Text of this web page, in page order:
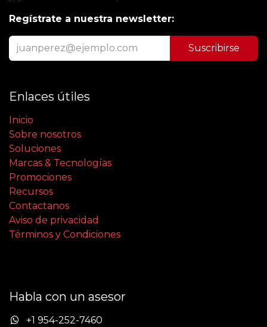
Regístrate a nuestra newsletter:
Suscribirse
Enlaces útiles
Inicio
Sobre nosotros
Soluciones
Marcas & Tecnologías
Promociones
Recursos
Contactanos
Aviso de privacidad
Términos y Condiciones
Habla con un asesor
+1 954-252-7460